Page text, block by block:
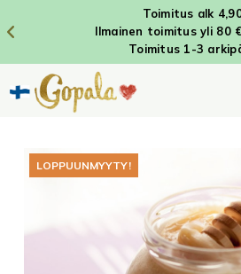
Toimitus alk
Ilmainen toimitus yli 80
Toimitus 1-3
LOPPUUNMYYTY!